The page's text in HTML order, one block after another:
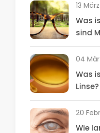
13
Was
sind
04
Was
Linse?
20
Wie